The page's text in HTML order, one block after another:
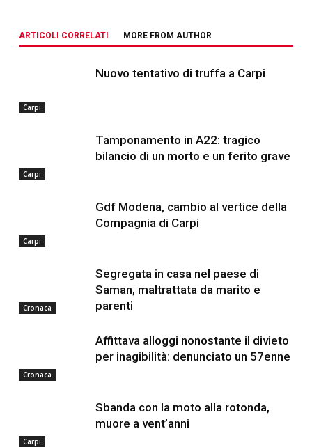
ARTICOLI CORRELATI MORE FROM AUTHOR
Carpi
Nuovo tentativo di truffa a Carpi
Carpi
Tamponamento in A22: tragico
bilancio di un morto e un ferito grave
Carpi
Gdf Modena, cambio al vertice della
Compagnia di Carpi
Cronaca
Segregata in casa nel paese di
Saman, maltrattata da marito e
parenti
Cronaca
Affittava alloggi nonostante il divieto
per inagibilità: denunciato un 57enne
Carpi
Sbanda con la moto alla rotonda,
muore a vent’anni